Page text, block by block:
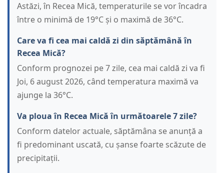
Astăzi, în Recea Mică, temperaturile se vor încadra
între o minimă de 19°C și o maximă de 36°C.
Care va fi cea mai caldă zi din săptămână în
Recea Mică?
Conform prognozei pe 7 zile, cea mai caldă zi va fi
Joi, 6 august 2026, când temperatura maximă va
ajunge la 36°C.
Va ploua în Recea Mică în următoarele 7 zile?
Conform datelor actuale, săptămâna se anunță a
fi predominant uscată, cu șanse foarte scăzute de
precipitații.